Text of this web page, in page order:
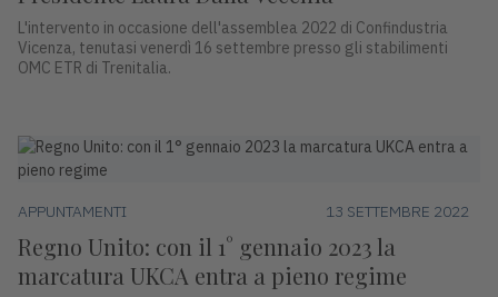
L'intervento in occasione dell'assemblea 2022 di Confindustria
Vicenza, tenutasi venerdì 16 settembre presso gli stabilimenti
OMC ETR di Trenitalia.
APPUNTAMENTI 13 SETTEMBRE 2022
Regno Unito: con il 1° gennaio 2023 la
marcatura UKCA entra a pieno regime